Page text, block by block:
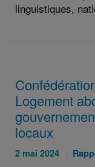
linguistiques,
Logement
locaux
Publié
2 mai 2024